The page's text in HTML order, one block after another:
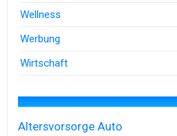
Wellness
Werbung
Wirtschaft
Altersvorsorge Auto